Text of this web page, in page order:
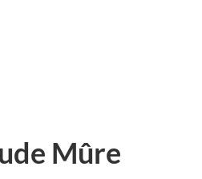
Mûre